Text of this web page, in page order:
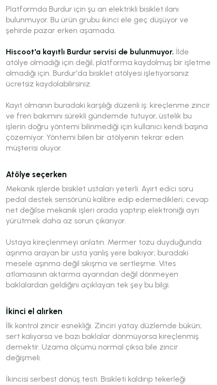
Platformda Burdur için şu an elektrikli bisiklet ilanı
bulunmuyor. Bu ürün grubu ikinci ele geç düşüyor ve
şehirde pazar erken aşamada.
Hiscoot'a kayıtlı Burdur servisi de bulunmuyor. İlde
atölye olmadığı için değil, platforma kaydolmuş bir işletme
olmadığı için. Burdur'da bisiklet atölyesi işletiyorsanız
ücretsiz kaydolabilirsiniz.
Kayıt olmanın buradaki karşılığı düzenli iş: kireçlenme zincir
ve fren bakımını sürekli gündemde tutuyor, üstelik bu
işlerin doğru yöntemi bilinmediği için kullanıcı kendi başına
çözemiyor. Yöntemi bilen bir atölyenin tekrar eden
müşterisi oluyor.
Atölye seçerken
Mekanik işlerde bisiklet ustaları yeterli. Ayırt edici soru
pedal destek sensörünü kalibre edip edemedikleri; cevap
net değilse mekanik işleri orada yaptırıp elektroniği ayrı
yürütmek daha az sorun çıkarıyor.
Ustaya kireçlenmeyi anlatın. Mermer tozu duyduğunda
aşınma arayan bir usta yanlış yere bakıyor; buradaki
mesele aşınma değil sıkışma ve sertleşme. Vites
atlamasının aktarma ayarından değil dönmeyen
baklalardan geldiğini açıklayan tek şey bu bilgi.
İkinci el alırken
İlk kontrol zincir esnekliği. Zinciri yatay düzlemde bükün;
sert kalıyorsa ve bazı baklalar dönmüyorsa kireçlenmiş
demektir. Uzama ölçümü normal çıksa bile zincir
değişmeli.
İkincisi serbest dönüş testi. Bisikleti kaldırıp tekerleği